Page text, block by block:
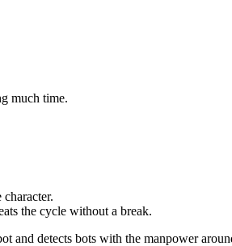
much time.
the cycle without a break.
and detects bots with the manpower